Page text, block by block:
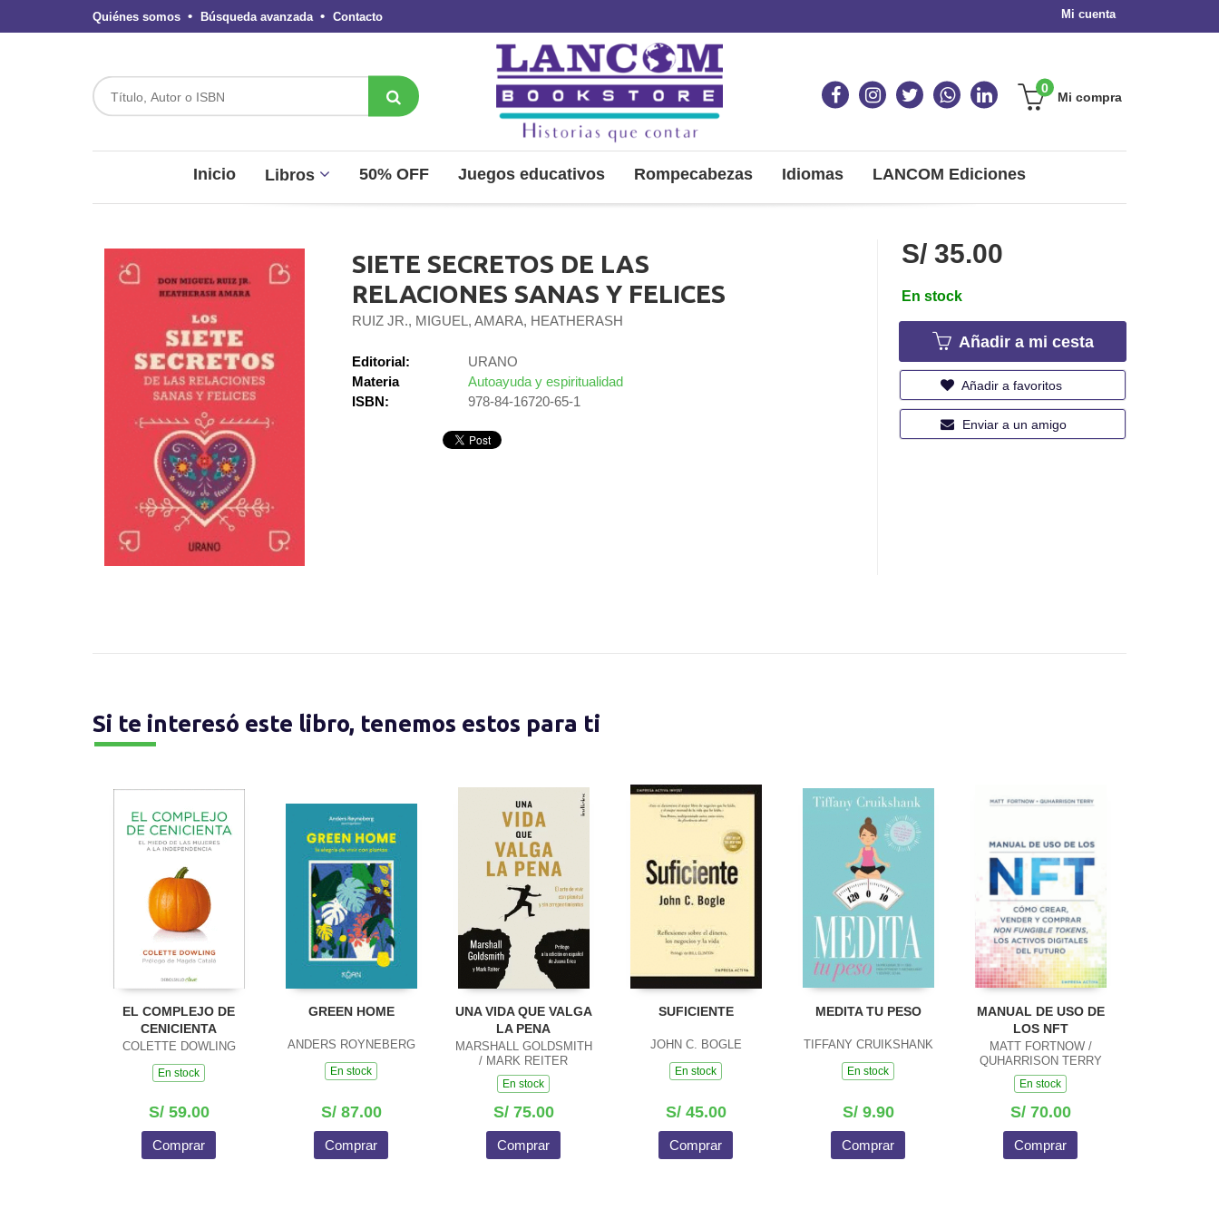
Mi cuenta
Quiénes somos Búsqueda avanzada Contacto
Mi compra
0
Inicio Libros 50% OFF Juegos educativos Rompecabezas Idiomas LANCOM Ediciones
SIETE SECRETOS DE LAS
RELACIONES SANAS Y FELICES
RUIZ JR., MIGUEL, AMARA, HEATHERASH
Editorial:
URANO
Materia
Autoayuda y espiritualidad
ISBN:
978-84-16720-65-1
S/ 35.00
En stock
Añadir a mi cesta
Añadir a favoritos
Enviar a un amigo
Si te interesó este libro, tenemos estos para ti
EL COMPLEJO DE
CENICIENTA
COLETTE DOWLING
En stock
S/ 59.00
Comprar
GREEN HOME
ANDERS ROYNEBERG
En stock
S/ 87.00
Comprar
UNA VIDA QUE VALGA
LA PENA
MARSHALL GOLDSMITH
/ MARK REITER
En stock
S/ 75.00
Comprar
SUFICIENTE
JOHN C. BOGLE
En stock
S/ 45.00
Comprar
MEDITA TU PESO
TIFFANY CRUIKSHANK
En stock
S/ 9.90
Comprar
MANUAL DE USO DE
LOS NFT
MATT FORTNOW /
QUHARRISON TERRY
En stock
S/ 70.00
Comprar